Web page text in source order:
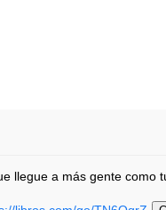
llegue a más gente como